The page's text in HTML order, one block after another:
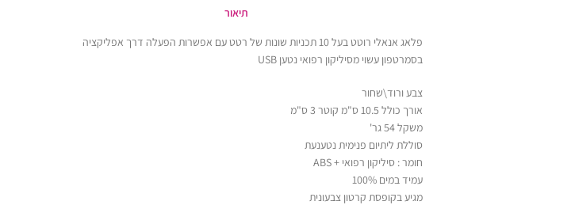
תיאור
פלאג אנאלי רוטט בעל 10 תכניות שונות של רטט עם אפשרות הפעלה דרך אפליקציה
בסמרטפון עשוי מסיליקון רפואי נטען USB
צבע ורוד\שחור
אורך כולל 10.5 ס"מ קוטר 3 ס"מ
משקל 54 גר'
סוללת ליתיום פנימית נטענעת
חומר : סיליקון רפואי + ABS
עמיד במים 100%
מגיע בקופסת קרטון צבעונית